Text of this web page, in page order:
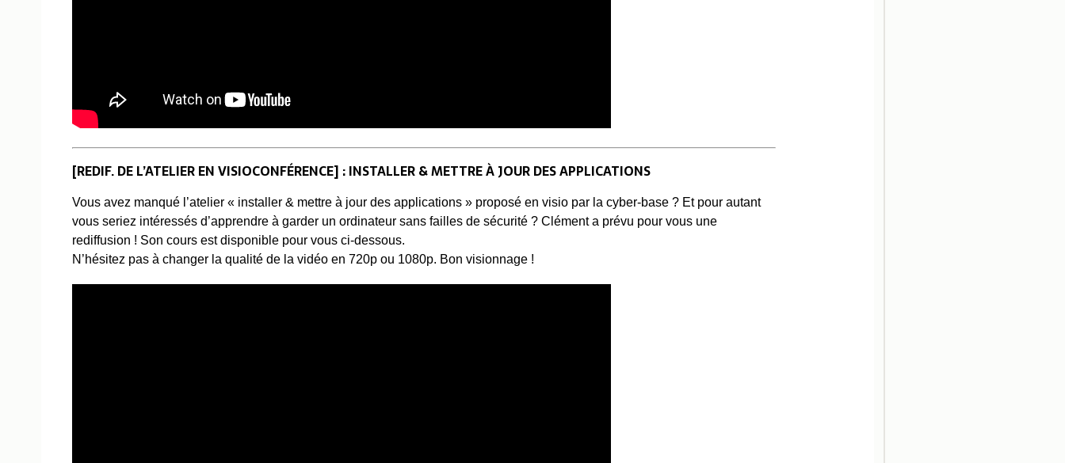
[REDIF. DE L’ATELIER EN VISIOCONFÉRENCE] : INSTALLER & METTRE À JOUR DES APPLICATIONS
Vous avez manqué l’atelier « installer & mettre à jour des applications » proposé en visio par la cyber-base ? Et pour autant
vous seriez intéressés d’apprendre à garder un ordinateur sans failles de sécurité ? Clément a prévu pour vous une
rediffusion ! Son cours est disponible pour vous ci-dessous.
N’hésitez pas à changer la qualité de la vidéo en 720p ou 1080p. Bon visionnage !